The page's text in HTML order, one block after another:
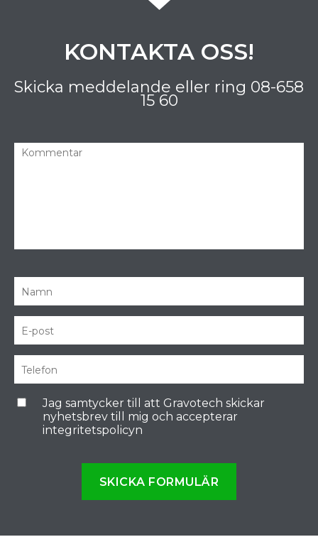
KONTAKTA OSS!
Skicka meddelande eller ring 08-658
15 60
Jag samtycker till att Gravotech skickar
nyhetsbrev till mig och accepterar
integritetspolicyn
SKICKA FORMULÄR